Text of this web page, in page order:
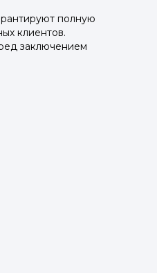
полную
клиентов.
заключением